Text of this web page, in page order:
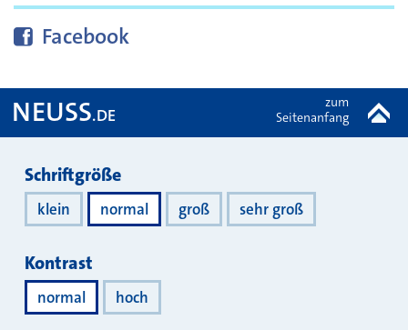
Diese Seite bei
Facebook
NEUSS.DE
zum
Seitenanfang
Darstellung
Schriftgröße
klein normal groß sehr groß
Kontrast
normal hoch